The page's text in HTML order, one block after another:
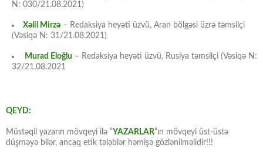
N: 030/21.08.2021)
Xəlil Mirzə – Redaksiya heyəti üzvü, Aran bölgəsi üzrə təmsilçi
(Vəsiqə N: 31/21.08.2021)
Murad Eloğlu – Redaksiya heyəti üzvü, Rusiya təmsilçi (Vəsiqə N:
32/21.08.2021
QEYD:
Müstəqil yazarın mövqeyi ilə “YAZARLAR“ın mövqeyi üst-üstə
düşməyə bilər, ancaq etik tələblər həmişə gözlənilməlidir!!!